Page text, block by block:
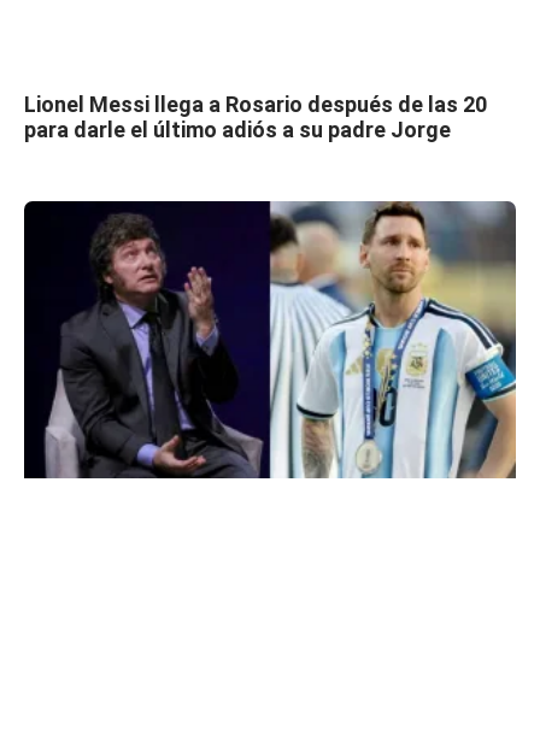
Lionel Messi llega a Rosario después de las 20
para darle el último adiós a su padre Jorge